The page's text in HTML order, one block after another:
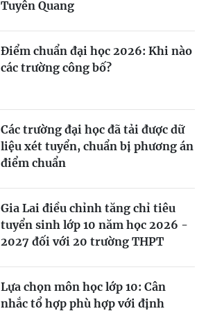
Tuyên Quang
Điểm chuẩn đại học 2026: Khi nào
các trường công bố?
Các trường đại học đã tải được dữ
liệu xét tuyển, chuẩn bị phương án
điểm chuẩn
Gia Lai điều chỉnh tăng chỉ tiêu
tuyển sinh lớp 10 năm học 2026 -
2027 đối với 20 trường THPT
Lựa chọn môn học lớp 10: Cân
nhắc tổ hợp phù hợp với định